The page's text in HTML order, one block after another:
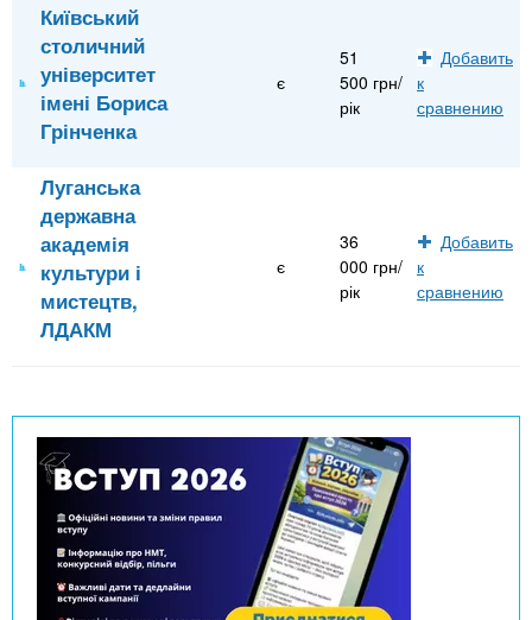
Київський
столичний
університет
імені Бориса
Грінченка
є
51
500 грн/
рік
Добавить
к
сравнению
Луганська
державна
академія
культури і
мистецтв,
ЛДАКМ
є
36
000 грн/
рік
Добавить
к
сравнению